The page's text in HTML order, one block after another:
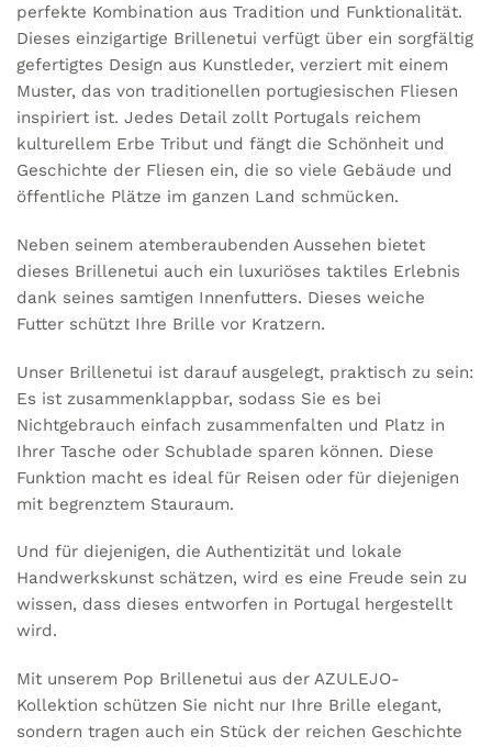
perfekte Kombination aus Tradition und Funktionalität.
Dieses einzigartige Brillenetui verfügt über ein sorgfältig
gefertigtes Design aus Kunstleder, verziert mit einem
Muster, das von traditionellen portugiesischen Fliesen
inspiriert ist. Jedes Detail zollt Portugals reichem
kulturellem Erbe Tribut und fängt die Schönheit und
Geschichte der Fliesen ein, die so viele Gebäude und
öffentliche Plätze im ganzen Land schmücken.
Neben seinem atemberaubenden Aussehen bietet
dieses Brillenetui auch ein luxuriöses taktiles Erlebnis
dank seines samtigen Innenfutters. Dieses weiche
Futter schützt Ihre Brille vor Kratzern.
Unser Brillenetui ist darauf ausgelegt, praktisch zu sein:
Es ist zusammenklappbar, sodass Sie es bei
Nichtgebrauch einfach zusammenfalten und Platz in
Ihrer Tasche oder Schublade sparen können. Diese
Funktion macht es ideal für Reisen oder für diejenigen
mit begrenztem Stauraum.
Und für diejenigen, die Authentizität und lokale
Handwerkskunst schätzen, wird es eine Freude sein zu
wissen, dass dieses entworfen in Portugal hergestellt
wird.
Mit unserem Pop Brillenetui aus der AZULEJO-
Kollektion schützen Sie nicht nur Ihre Brille elegant,
sondern tragen auch ein Stück der reichen Geschichte